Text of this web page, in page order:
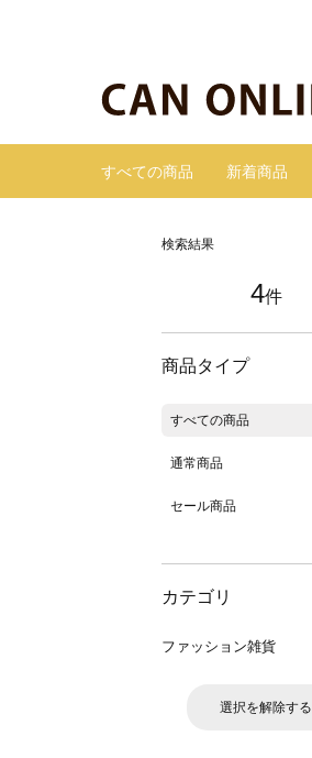
すべての商品 新着商品
検索結果
4件
商品タイプ
すべての商品
通常商品
セール商品
カテゴリ
ファッション雑貨
選択を解除する